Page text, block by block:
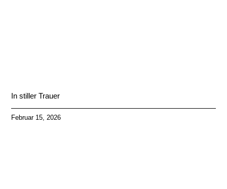
In stiller Trauer
Februar 15, 2026